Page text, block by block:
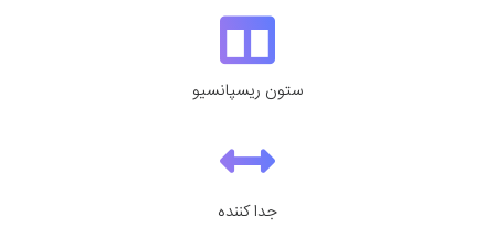
ستون ریسپانسیو
جدا کننده